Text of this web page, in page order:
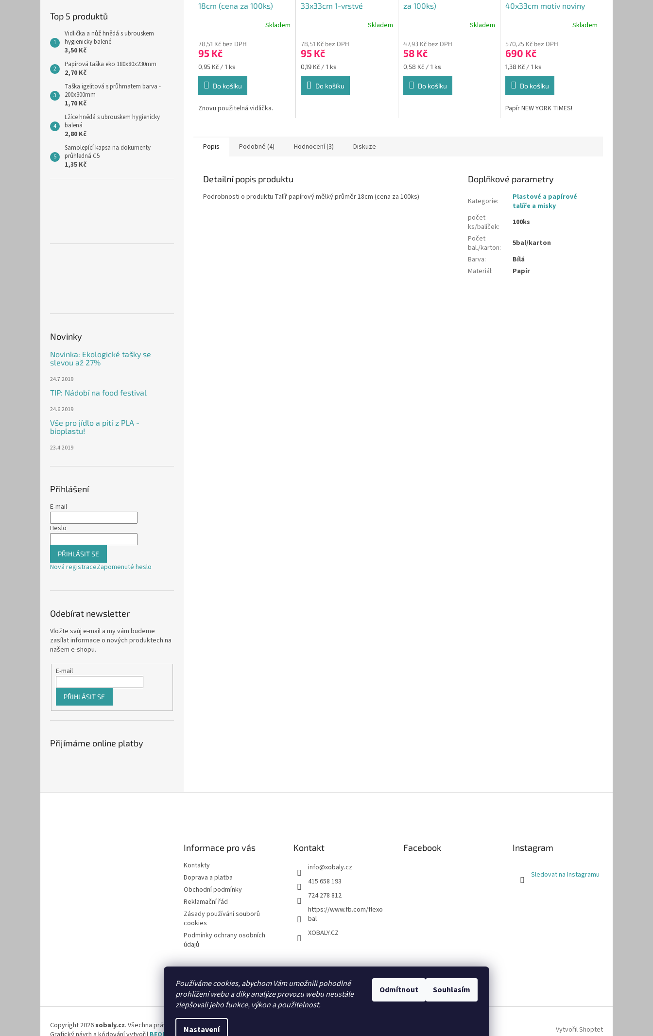
Používáme cookies, abychom Vám umožnili pohodlné
prohlížení webu a díky analýze provozu webu neustále
zlepšovali jeho funkce, výkon a použitelnost.
Nastavení
Odmítnout Souhlasím
Top 5 produktů
Vidlička a nůž hnědá s ubrouskem
hygienicky balené
3,50 Kč
Papírová taška eko 180x80x230mm
2,70 Kč
Taška igelitová s průhmatem barva -
200x300mm
1,70 Kč
Lžíce hnědá s ubrouskem hygienicky
balená
2,80 Kč
Samolepící kapsa na dokumenty
průhledná C5
1,35 Kč
Novinky
Novinka: Ekologické tašky se
slevou až 27%
24.7.2019
TIP: Nádobí na food festival
24.6.2019
Vše pro jídlo a pití z PLA -
bioplastu!
23.4.2019
Přihlášení
E-mail
Heslo
PŘIHLÁSIT SE
Nová registraceZapomenuté heslo
Odebírat newsletter
Vložte svůj e-mail a my vám budeme
zasílat informace o nových produktech na
našem e-shopu.
E-mail
PŘIHLÁSIT SE
Přijímáme online platby
18cm (cena za 100ks)
Skladem
78,51 Kč bez DPH
95 Kč
Měrná
cena:
0,95 Kč / 1 ks
Do košíku
Znovu použitelná vidlička.
33x33cm 1-vrstvé
produktu
je
5,0
hvězdiček.
Skladem
78,51 Kč bez DPH
95 Kč
Měrná
cena:
0,19 Kč / 1 ks
Do košíku
za 100ks)
Skladem
47,93 Kč bez DPH
58 Kč
Měrná
cena:
0,58 Kč / 1 ks
Do košíku
40x33cm motiv noviny
Skladem
570,25 Kč bez DPH
690 Kč
Měrná
cena:
1,38 Kč / 1 ks
Do košíku
Papír NEW YORK TIMES!
Popis Podobné (4) Hodnocení (3) Diskuze
Detailní popis produktu
Podrobnosti o produktu Talíř papírový mělký průměr 18cm (cena za 100ks)
Doplňkové parametry
Kategorie:
Plastové a papírové
talíře a misky
počet
ks/balíček:
100ks
Počet
bal./karton:
5bal/karton
Barva:
Bílá
Materiál: Papír
Informace pro vás
Kontakty
Doprava a platba
Obchodní podmínky
Reklamační řád
Zásady používání souborů
cookies
Podmínky ochrany osobních
údajů
Kontakt
info@xobaly.cz
415 658 193
724 278 812
https://www.fb.com/flexo
bal
XOBALY.CZ
Facebook Instagram
Sledovat na Instagramu
FLEXOBAL KATRIN
Vytvořil Shoptet
Copyright 2026xobaly.cz. Všechna práva vyhrazena.